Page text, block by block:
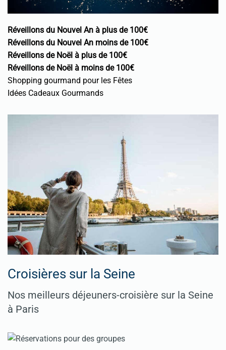
Réveillons du Nouvel An à plus de 100€
Réveillons du Nouvel An moins de 100€
Réveillons de Noël à plus de 100€
Réveillons de Noël à moins de 100€
Shopping gourmand pour les Fêtes
Idées Cadeaux Gourmands
Croisières sur la Seine
Nos meilleurs déjeuners-croisière sur la Seine
à Paris